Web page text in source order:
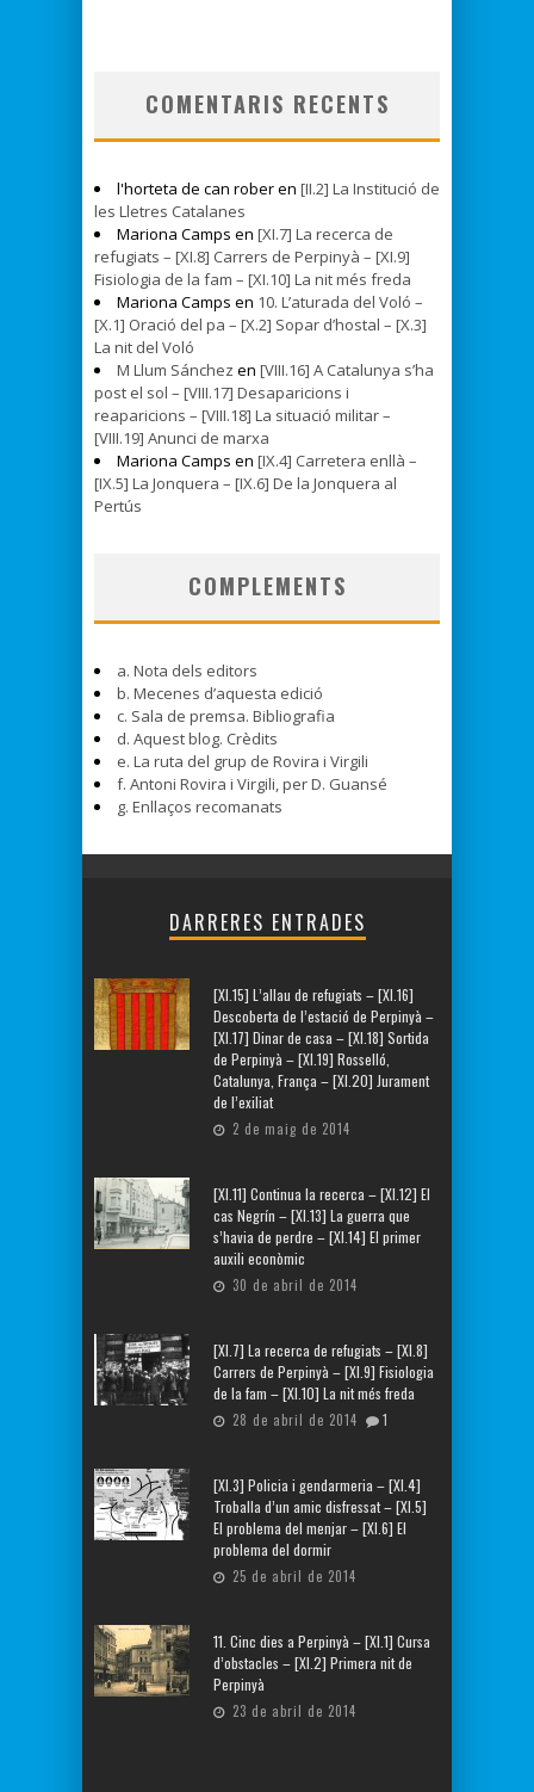
COMENTARIS RECENTS
l'horteta de can rober en [II.2] La Institució de
les Lletres Catalanes
Mariona Camps en [XI.7] La recerca de
refugiats – [XI.8] Carrers de Perpinyà – [XI.9]
Fisiologia de la fam – [XI.10] La nit més freda
Mariona Camps en 10. L’aturada del Voló –
[X.1] Oració del pa – [X.2] Sopar d’hostal – [X.3]
La nit del Voló
M Llum Sánchez en [VIII.16] A Catalunya s’ha
post el sol – [VIII.17] Desaparicions i
reaparicions – [VIII.18] La situació militar –
[VIII.19] Anunci de marxa
Mariona Camps en [IX.4] Carretera enllà –
[IX.5] La Jonquera – [IX.6] De la Jonquera al
Pertús
COMPLEMENTS
a. Nota dels editors
b. Mecenes d’aquesta edició
c. Sala de premsa. Bibliografia
d. Aquest blog. Crèdits
e. La ruta del grup de Rovira i Virgili
f. Antoni Rovira i Virgili, per D. Guansé
g. Enllaços recomanats
DARRERES ENTRADES
[XI.15] L’allau de refugiats – [XI.16]
Descoberta de l’estació de Perpinyà –
[XI.17] Dinar de casa – [XI.18] Sortida
de Perpinyà – [XI.19] Rosselló,
Catalunya, França – [XI.20] Jurament
de l’exiliat
2 de maig de 2014
[XI.11] Continua la recerca – [XI.12] El
cas Negrín – [XI.13] La guerra que
s’havia de perdre – [XI.14] El primer
auxili econòmic
30 de abril de 2014
[XI.7] La recerca de refugiats – [XI.8]
Carrers de Perpinyà – [XI.9] Fisiologia
de la fam – [XI.10] La nit més freda
28 de abril de 2014 1
[XI.3] Policia i gendarmeria – [XI.4]
Troballa d’un amic disfressat – [XI.5]
El problema del menjar – [XI.6] El
problema del dormir
25 de abril de 2014
11. Cinc dies a Perpinyà – [XI.1] Cursa
d’obstacles – [XI.2] Primera nit de
Perpinyà
23 de abril de 2014